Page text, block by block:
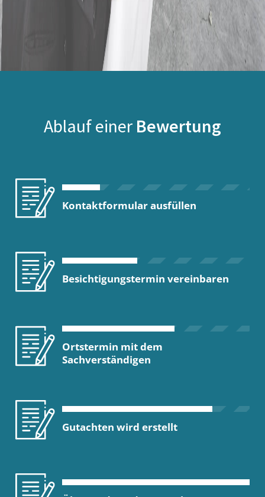
Ablauf einer Bewertung
Kontaktformular ausfüllen
Besichtigungstermin vereinbaren
Ortstermin mit dem
Sachverständigen
Gutachten wird erstellt